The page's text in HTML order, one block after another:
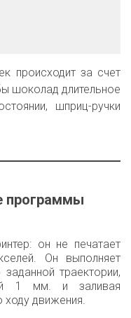
происходит за счет
шоколад длительное
шприц-ручки
программы
он не печатает
Он выполняет
траектории,
1 мм. и заливая
движения.